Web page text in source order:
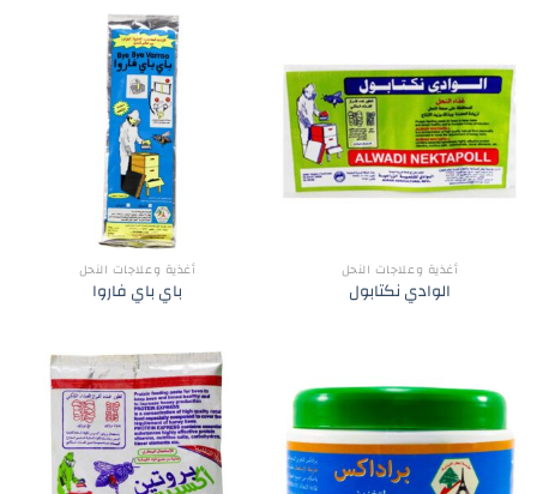
أغذية وعلاجات النحل
الوادي نكتابول
أغذية وعلاجات النحل
باي باي فاروا